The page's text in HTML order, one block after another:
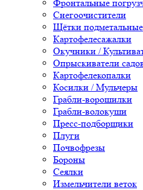
Фронтальные
Снегоочистители
Щётки подметальные
Картофелесажалки
Окучники /
Опрыскиватели
Картофелекопалки
Косилки / Мульчеры
Грабли-ворошилки
Грабли-волокуши
Пресс-подборщики
Плуги
Почвофрезы
Бороны
Сеялки
Измельчители веток